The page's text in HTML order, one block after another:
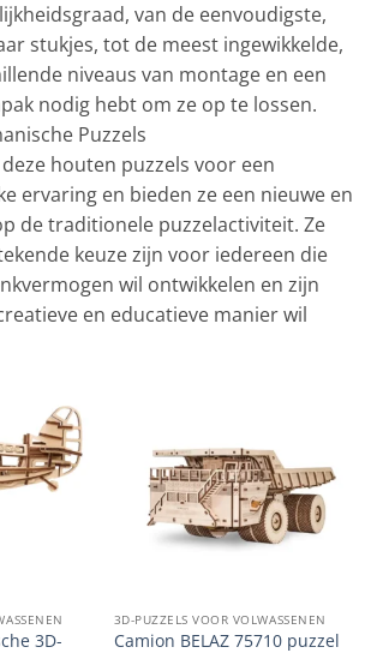
van de eenvoudigste,
stukjes, tot de meest ingewikkelde,
niveaus van montage en een
nodig hebt om ze op te lossen.
Puzzels
houten puzzels voor een
ervaring en bieden ze een nieuwe en
de traditionele puzzelactiviteit. Ze
keuze zijn voor iedereen die
wil ontwikkelen en zijn
en educatieve manier wil
3D-
3D-PUZZELS VOOR VOLWASSENEN
Camion BELAZ 75710 puzzel